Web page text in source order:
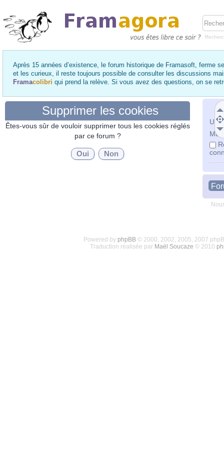
Après 15 années d’existence, le forum historique de Framasoft, ferme
et les curieux, il reste toujours possible de consulter les discussions
Framacolibri qui prend la relève. Si vous avez des questions, on se
Mot
Supprimer les cookies
Êtes-vous sûr de vouloir supprimer tous les cookies réglés
par ce forum ?
Powered by phpBB© 2000, 2002, 2005, 2007
Traduction réalisée par Maël Soucaze © 2010